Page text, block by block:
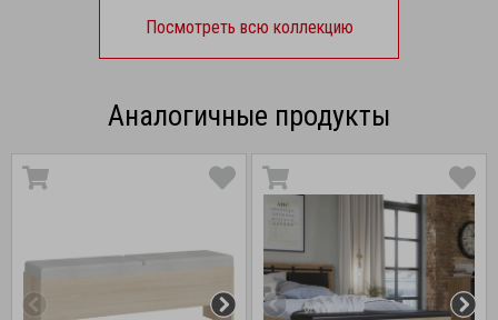
Посмотреть всю коллекцию
Аналогичные продукты